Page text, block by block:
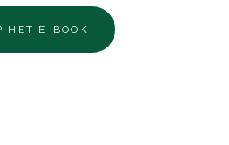
HET E-BOOK